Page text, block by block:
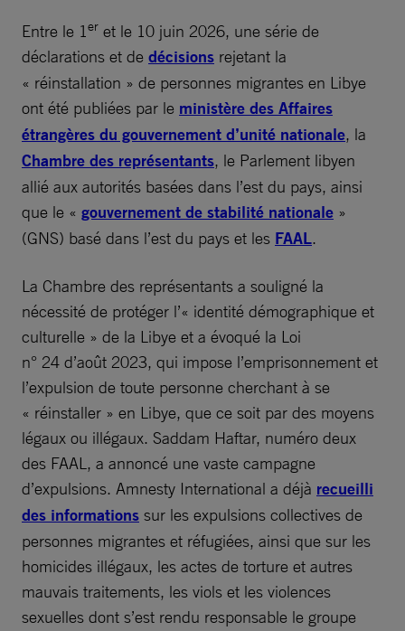
Entre le 1 er et le 10 juin 2026, une série de
déclarations et de décisions rejetant la
« réinstallation » de personnes migrantes en Libye
ont été publiées par le ministère des Affaires
étrangères du gouvernement d’unité nationale, la
Chambre des représentants, le Parlement libyen
allié aux autorités basées dans l’est du pays, ainsi
que le « gouvernement de stabilité nationale »
(GNS) basé dans l’est du pays et les FAAL.
La Chambre des représentants a souligné la
nécessité de protéger l’« identité démographique et
culturelle » de la Libye et a évoqué la Loi
n° 24 d’août 2023, qui impose l’emprisonnement et
l’expulsion de toute personne cherchant à se
« réinstaller » en Libye, que ce soit par des moyens
légaux ou illégaux. Saddam Haftar, numéro deux
des FAAL, a annoncé une vaste campagne
d’expulsions. Amnesty International a déjà recueilli
des informations sur les expulsions collectives de
personnes migrantes et réfugiées, ainsi que sur les
homicides illégaux, les actes de torture et autres
mauvais traitements, les viols et les violences
sexuelles dont s’est rendu responsable le groupe